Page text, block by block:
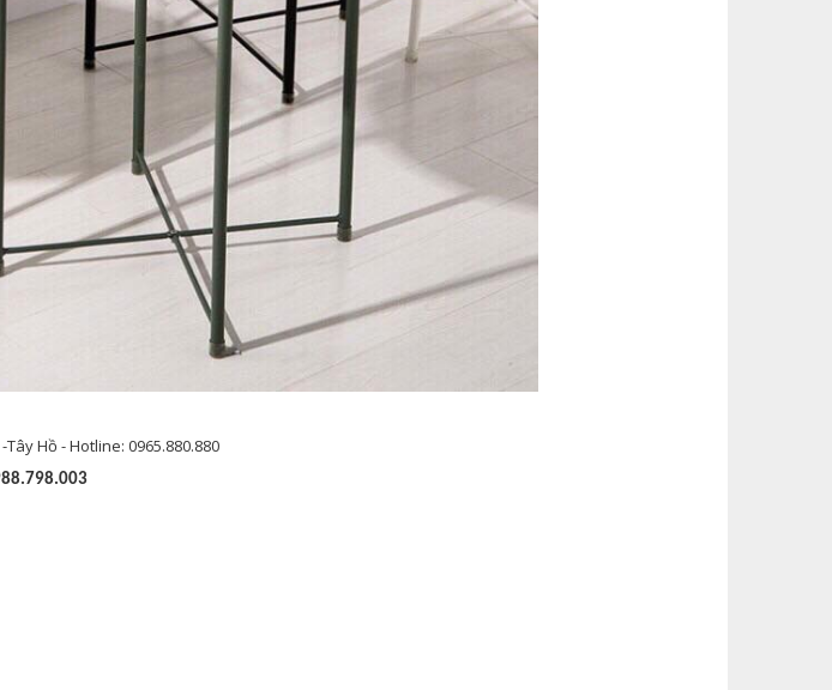
Hồ - Hotline: 0965.880.880